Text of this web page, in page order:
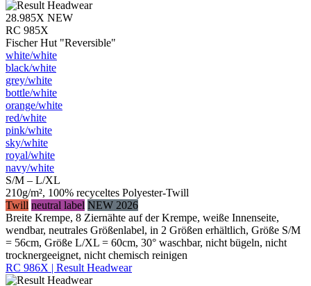
28.985X NEW
RC 985X
Fischer Hut "Reversible"
white/​white
black/​white
grey/​white
bottle/​white
orange/​white
red/​white
pink/​white
sky/​white
royal/​white
navy/​white
S/M – L/XL
210g/m², 100% recyceltes Polyester-Twill
Twill neutral label NEW 2026
Breite Krempe, 8 Ziernähte auf der Krempe, weiße Innenseite,
wendbar, neutrales Größenlabel, in 2 Größen erhältlich, Größe S/M
= 56cm, Größe L/XL = 60cm, 30° waschbar, nicht bügeln, nicht
trocknergeeignet, nicht chemisch reinigen
RC 986X | Result Headwear